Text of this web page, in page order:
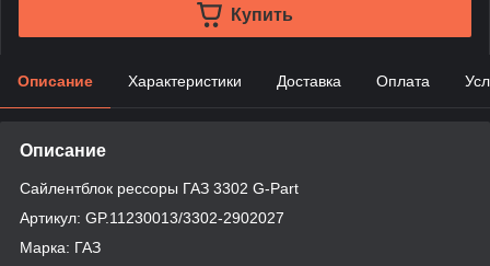
Купить
Описание Характеристики Доставка Оплата
Описание
Сайлентблок рессоры ГАЗ 3302 G-Part
Артикул: GP.11230013/3302-2902027
Марка: ГАЗ